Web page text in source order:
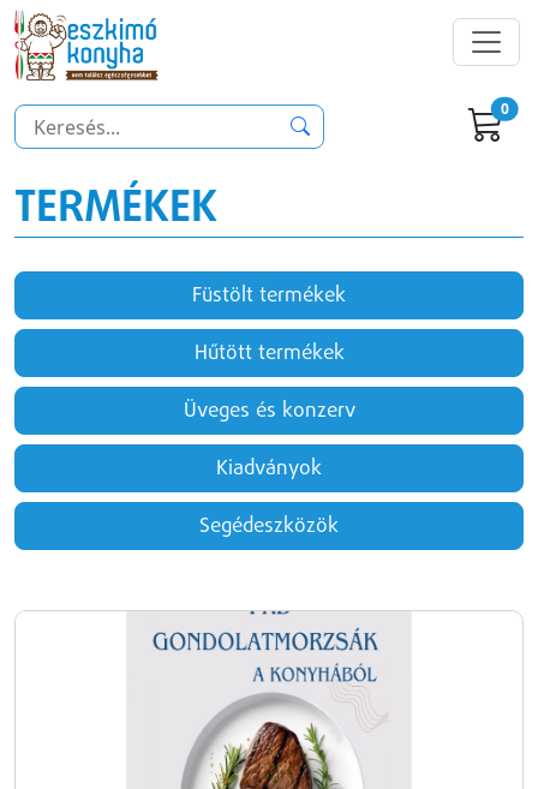
0
TERMÉKEK
Füstölt termékek
Hűtött termékek
Üveges és konzerv
Kiadványok
Segédeszközök